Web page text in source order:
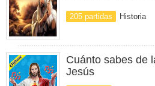
205 partidas Historia
Cuánto sabes de
Jesús